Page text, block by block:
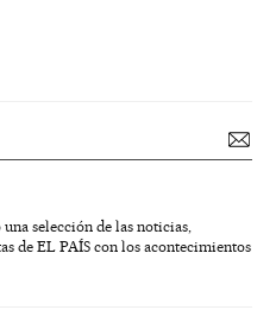
selección de las noticias,
de EL PAÍS con los acontecimientos